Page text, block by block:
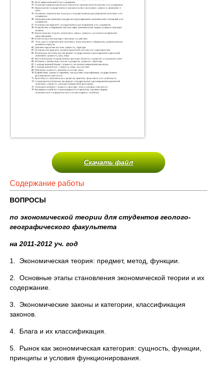
Скачать файл
Содержание работы
ВОПРОСЫ
по экономической теории для студентов геолого-
географического факультета
на 2011-2012 уч. год
1. Экономическая теория: предмет, метод, функции.
2. Основные этапы становления экономической теории и их
содержание.
3. Экономические законы и категории, классификация
законов.
4. Блага и их классификация.
5. Рынок как экономическая категория: сущность, функции,
принципы и условия функционирования.